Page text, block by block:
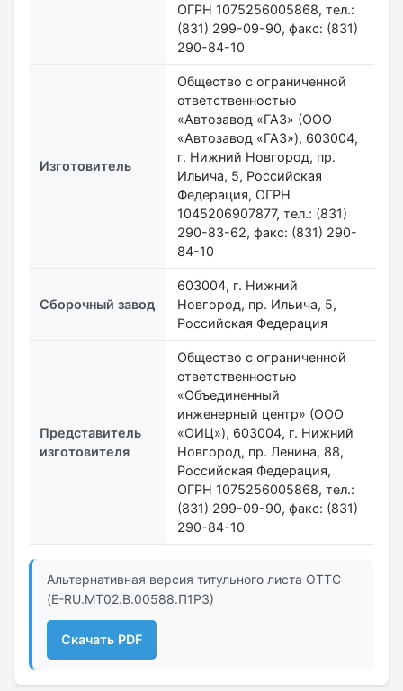
ОГРН 1075256005868, тел.:
(831) 299-09-90, факс: (831)
290-84-10
Изготовитель
Общество с ограниченной
ответственностью
«Автозавод «ГАЗ» (ООО
«Автозавод «ГАЗ»), 603004,
г. Нижний Новгород, пр.
Ильича, 5, Российская
Федерация, ОГРН
1045206907877, тел.: (831)
290-83-62, факс: (831) 290-
84-10
Сборочный завод
603004, г. Нижний
Новгород, пр. Ильича, 5,
Российская Федерация
Представитель
изготовителя
Общество с ограниченной
ответственностью
«Объединенный
инженерный центр» (ООО
«ОИЦ»), 603004, г. Нижний
Новгород, пр. Ленина, 88,
Российская Федерация,
ОГРН 1075256005868, тел.:
(831) 299-09-90, факс: (831)
290-84-10
Альтернативная версия титульного листа ОТТС
(E-RU.МТ02.B.00588.П1Р3)
Скачать PDF